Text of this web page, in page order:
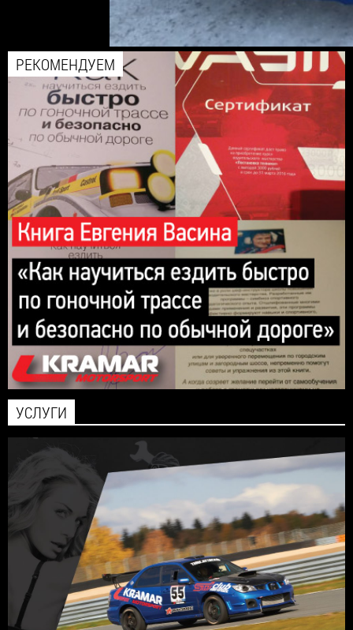
РЕКОМЕНДУЕМ
УСЛУГИ